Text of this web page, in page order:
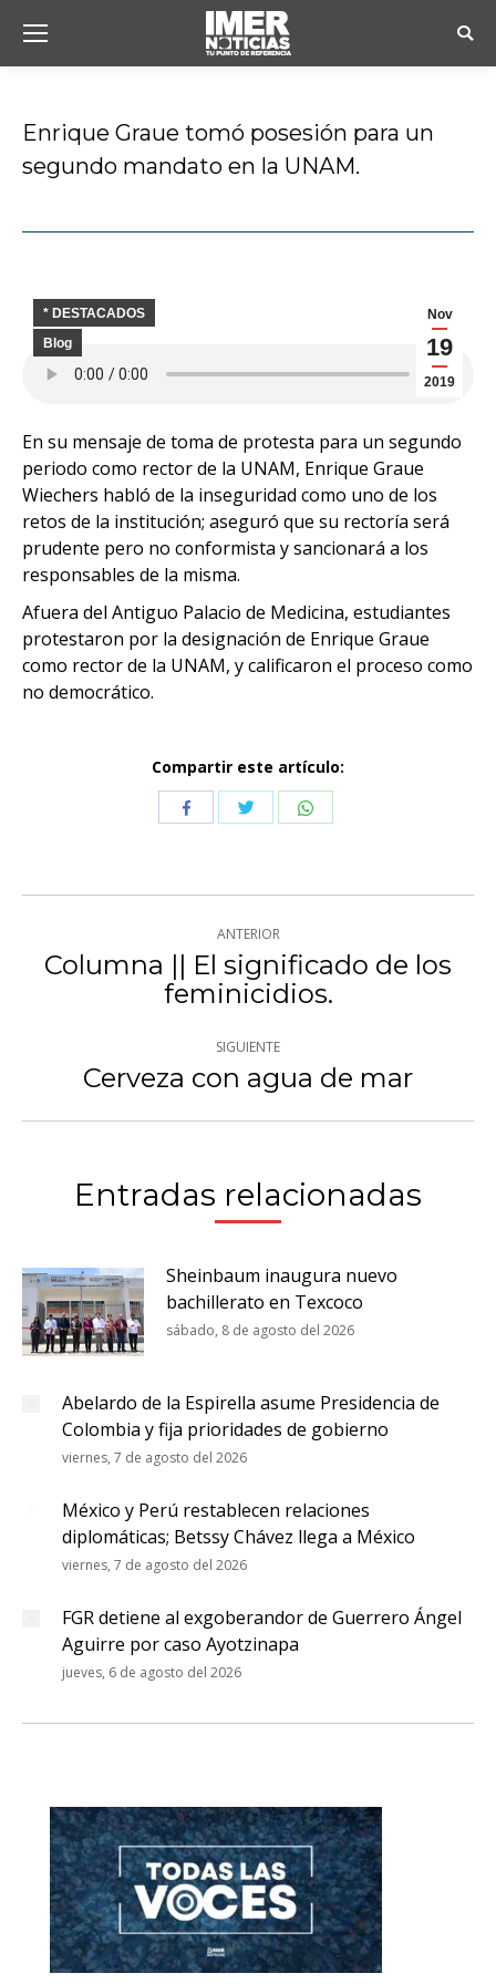
Enrique Graue tomó posesión para un
segundo mandato en la UNAM.
Nov
19
2019
* DESTACADOS
Blog
En su mensaje de toma de protesta para un segundo
periodo como rector de la UNAM, Enrique Graue
Wiechers habló de la inseguridad como uno de los
retos de la institución; aseguró que su rectoría será
prudente pero no conformista y sancionará a los
responsables de la misma.
Afuera del Antiguo Palacio de Medicina, estudiantes
protestaron por la designación de Enrique Graue
como rector de la UNAM, y calificaron el proceso como
no democrático.
Compartir este artículo:
CompartirCompartirCompartir
Navegación
entre
publicaciones
ANTERIOR
Publicación
anterior:
Columna || El significado de los
feminicidios.
SIGUIENTE
Publicación
Cerveza con agua de mar
Entradas relacionadas
Sheinbaum inaugura nuevo
bachillerato en Texcoco
sábado, 8 de agosto del 2026
Abelardo de la Espirella asume Presidencia de
Colombia y fija prioridades de gobierno
viernes, 7 de agosto del 2026
México y Perú restablecen relaciones
diplomáticas; Betssy Chávez llega a México
viernes, 7 de agosto del 2026
FGR detiene al exgoberandor de Guerrero Ángel
Aguirre por caso Ayotzinapa
jueves, 6 de agosto del 2026